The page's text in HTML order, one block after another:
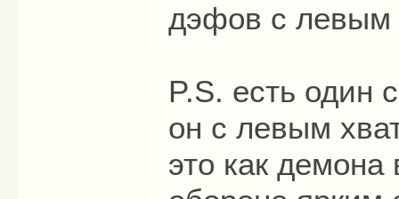
дэфов с левым
P.S. есть один
он с левым
это как